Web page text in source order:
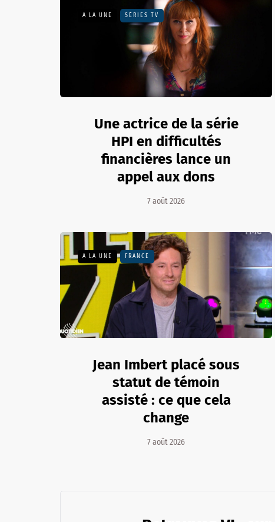
A LA UNE SÉRIES TV
Une actrice de la série
HPI en difficultés
financières lance un
appel aux dons
7 août 2026
A LA UNE FRANCE
Jean Imbert placé sous
statut de témoin
assisté : ce que cela
change
7 août 2026